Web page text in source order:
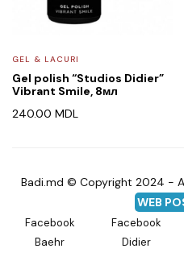
GEL & LACURI
Gel polish “Studios Didier”
Vibrant Smile, 8мл
240.00 MDL
Badi.md © Copyright 2024 -
WEB
Facebook
Baehr
Facebook
Didier